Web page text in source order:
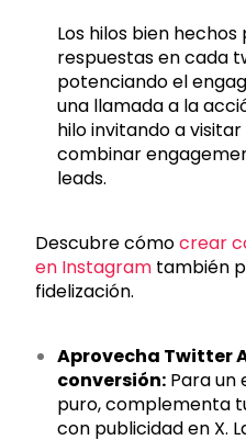
Los hilos bien
respuestas en cada
potenciando el
una llamada a la
hilo invitando a
combinar
leads.
Descubre cómocrear
en Instagram también
fidelización.
Aprovecha Twitter
conversión: Para un
puro, complementa
con publicidad en X.